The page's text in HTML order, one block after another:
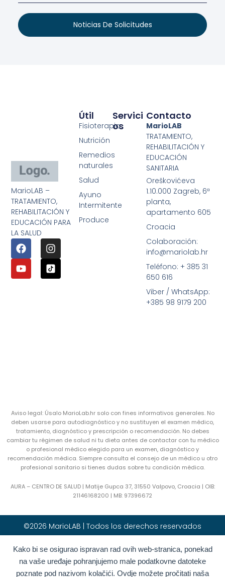
Kako bi se osigurao ispravan rad ovih web-stranica, ponekad
na vaše uređaje pohranjujemo male podatkovne datoteke
poznate pod nazivom kolačići. Ovdje možete pročitati naša
Noticias De Solicitudes
MarioLAB –
TRATAMIENTO,
REHABILITACIÓN Y
EDUCACIÓN PARA
LA SALUD
Servici
Os
Útil
Fisioterapia
Nutrición
Remedios
naturales
Salud
Ayuno
Intermitente
Produce
Contacto
MarioLAB
TRATAMIENTO,
REHABILITACIÓN Y
EDUCACIÓN
SANITARIA
Oreškovićeva
1.10.000 Zagreb, 6ª
planta,
apartamento 605
Croacia
Colaboración:
info@mariolab.hr
Teléfono: + 385 31
650 616
Viber / WhatsApp:
+385 98 9179 200
Aviso legal: Úsalo MarioLab.hr solo con fines informativos generales. No
deben usarse para autodiagnóstico y no sustituyen el examen médico,
tratamiento, diagnóstico y prescripción o recomendación. No debes
cambiar tu régimen de salud ni tu dieta antes de contactar con tu médico
o profesional médico elegido para un examen, diagnóstico y
recomendación médica. Siempre consulta el consejo de un médico u otro
profesional sanitario si tienes dudas sobre tu condición médica.
AURA – CENTRO DE SALUD | Matije Gupca 37, 31550 Valpovo, Croacia | OIB:
21146168200 | MB: 97396672
©2026 MarioLAB | Todos los derechos reservados
Hrvatski (Croata) English(Inglés)
Deutsch(Alemán) Polski(Polaco)